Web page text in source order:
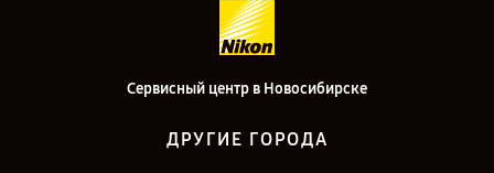
Сервисный центр в Новосибирске
ДРУГИЕ ГОРОДА